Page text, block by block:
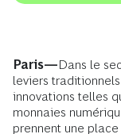
Paris—Dans le
leviers
innovations telles
monnaies
prennent une